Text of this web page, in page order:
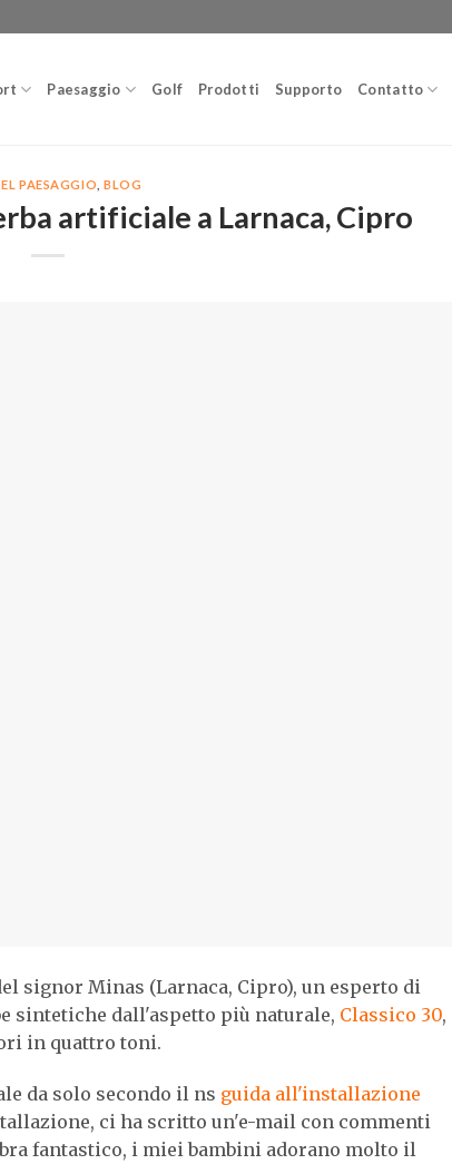
Paesaggio Golf Prodotti Supporto Contatto
PAESAGGIO ,BLOG
artificiale a Larnaca, Cipro
signor Minas (Larnaca, Cipro), un esperto di
sintetiche dall'aspetto più naturale, Classico 30,
in quattro toni.
da solo secondo il ns guida all'installazione
ci ha scritto un'e-mail con commenti
fantastico, i miei bambini adorano molto il